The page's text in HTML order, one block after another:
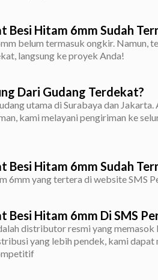
Besi Hitam 6mm Sudah
belum termasuk ongkir. Namun,
langsung ke proyek Anda!
Dari Gudang Terdekat?
utama di Surabaya dan
kami melayani pengiriman ke
Besi Hitam 6mm Sudah
6mm yang tertera di website SMS
Besi Hitam 6mm Di SMS
distributor resmi yang
yang lebih pendek, kami